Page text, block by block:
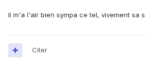
Il m'a l'air bien sympa ce tel, vivement sa
Citer